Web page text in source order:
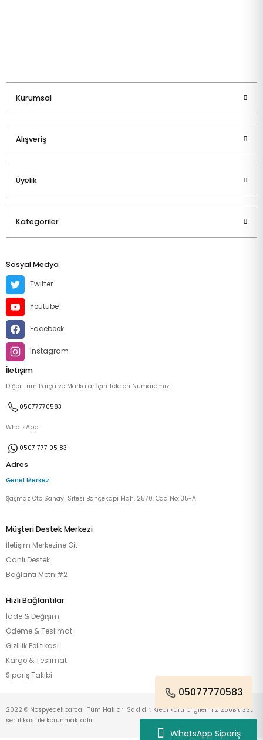
WhatsApp Sipariş
Kurumsal
Alışveriş
Üyelik
Kategoriler
Sosyal Medya
Twitter
Youtube
Facebook
Instagram
İletişim
Diğer Tüm Parça ve Markalar İçin Telefon Numaramız:
05077770583
WhatsApp
0507 777 05 83
Adres
Genel Merkez
Şaşmaz Oto Sanayi Sitesi Bahçekapı Mah. 2570. Cad No: 35-A
Müşteri Destek Merkezi
İletişim Merkezine Git
Canlı Destek
Bağlantı Metni#2
Hızlı Bağlantılar
İade & Değişim
Ödeme & Teslimat
Gizlilik Politikası
Kargo & Teslimat
Sipariş Takibi
05077770583
2022 © Nospyedekparca | Tüm Hakları Saklıdır. Kredi kartı bilgileriniz 256Bit SSL
sertifikası ile korunmaktadır.